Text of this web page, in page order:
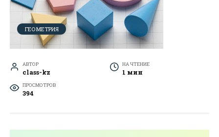
ГЕОМЕТРИЯ
АВТОР
class-kz
НА ЧТЕНИЕ
1 мин
ПРОСМОТРОВ
394